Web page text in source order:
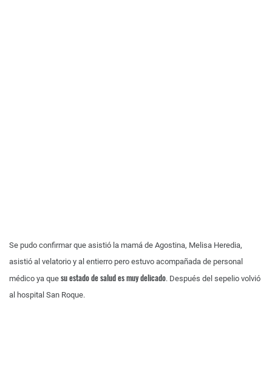
Se pudo confirmar que asistió la mamá de Agostina, Melisa Heredia,
asistió al velatorio y al entierro pero estuvo acompañada de personal
médico ya que su estado de salud es muy delicado. Después del sepelio volvió
al hospital San Roque.